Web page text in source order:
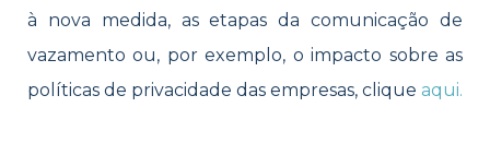
à nova medida, as etapas da comunicação de
vazamento ou, por exemplo, o impacto sobre as
políticas de privacidade das empresas, clique aqui.